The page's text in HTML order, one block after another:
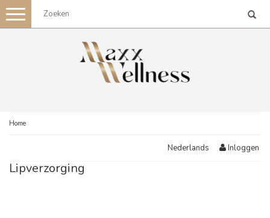
Toggle
navigation
Home
Nederlands Inloggen
Lipverzorging